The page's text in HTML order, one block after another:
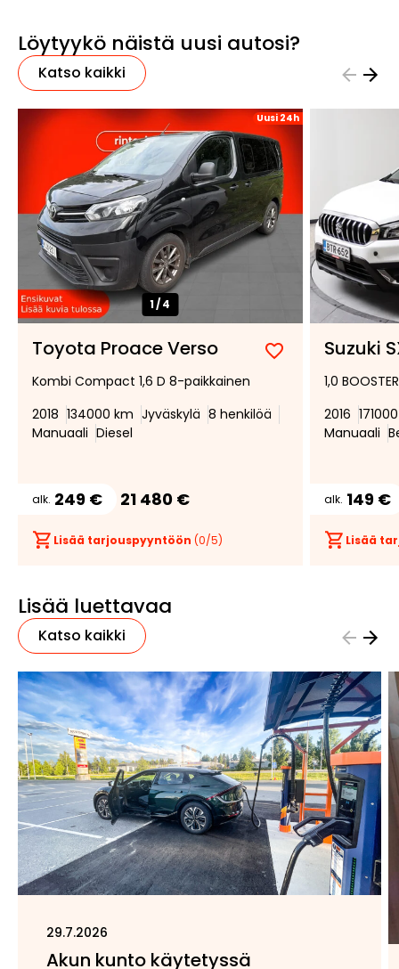
Löytyykö näistä uusi autosi?
Katso kaikki
Uusi 24h
1/4
Toyota Proace Verso
Lisää
suosikiksi
Poista
suosikeista
Kombi Compact 1,6 D 8-paikkainen
2018 134000 km Jyväskylä 8 henkilöä
Manuaali Diesel
alk. 249 € 21 480 €
Lisää tarjouspyyntöön (0/5)
Suzuki
1,0
2016
Manuaali
alk. 149 €
Lisää
Lisää luettavaa
Katso kaikki
29.7.2026
Akun kunto käytetyssä